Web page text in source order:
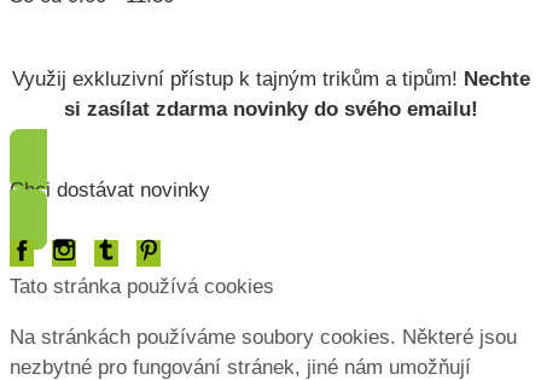
Využij exkluzivní přístup k tajným trikům a tipům! Nechte
si zasílat zdarma novinky do svého emailu!
Chci dostávat novinky
Tato stránka používá cookies
Na stránkách používáme soubory cookies. Některé jsou
nezbytné pro fungování stránek, jiné nám umožňují